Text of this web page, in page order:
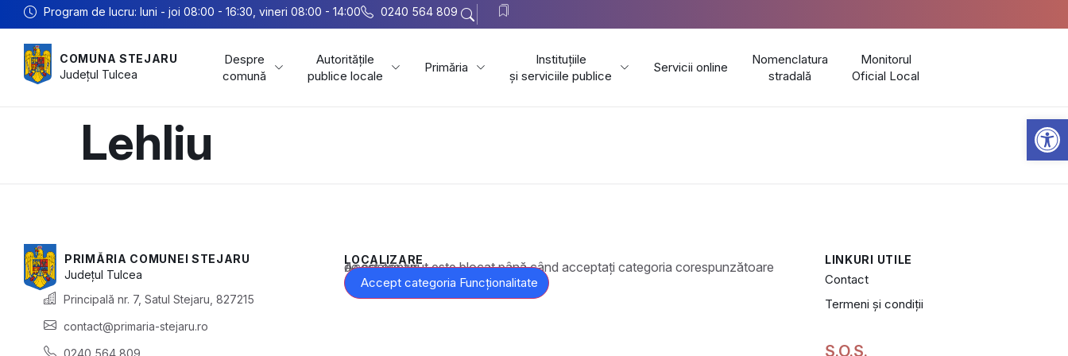
Program de lucru: luni - joi 08:00 - 16:30, vineri 08:00 - 14:00 0240 564 809
COMUNA STEJARU
Județul Tulcea
Despre
comună
Autoritățile
publice locale
Primăria
Instituțiile
și serviciile publice
Servicii online
Nomenclatura
stradală
Monitorul
Oficial Local
Lehliu
PRIMĂRIA COMUNEI STEJARU
Județul Tulcea
Principală nr. 7, Satul Stejaru, 827215
contact@primaria-stejaru.ro
0240 564 809
LOCALIZARE
Acest conținut este blocat până când acceptați categoria corespunzătoare de cookie-uri.
Accept categoria Funcționalitate
LINKURI UTILE
Contact
Termeni și condiții
S.O.S.